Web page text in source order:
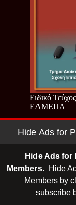
Ειδικό
ΕΛΜΕΠΑ
Hide Ads for
Hide Ads for
Members.
Hide
Members by
subscribe